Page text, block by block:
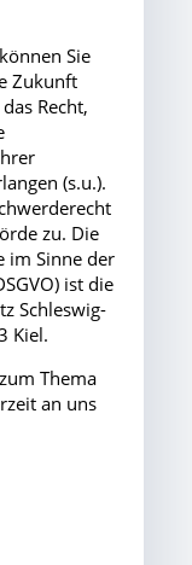
Sie
Zukunft
Recht,
(s.u.).
zu. Die
im Sinne der
ist die
Schleswig-
Kiel.
Thema
an uns